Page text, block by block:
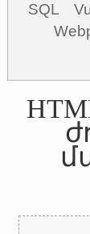
SQL